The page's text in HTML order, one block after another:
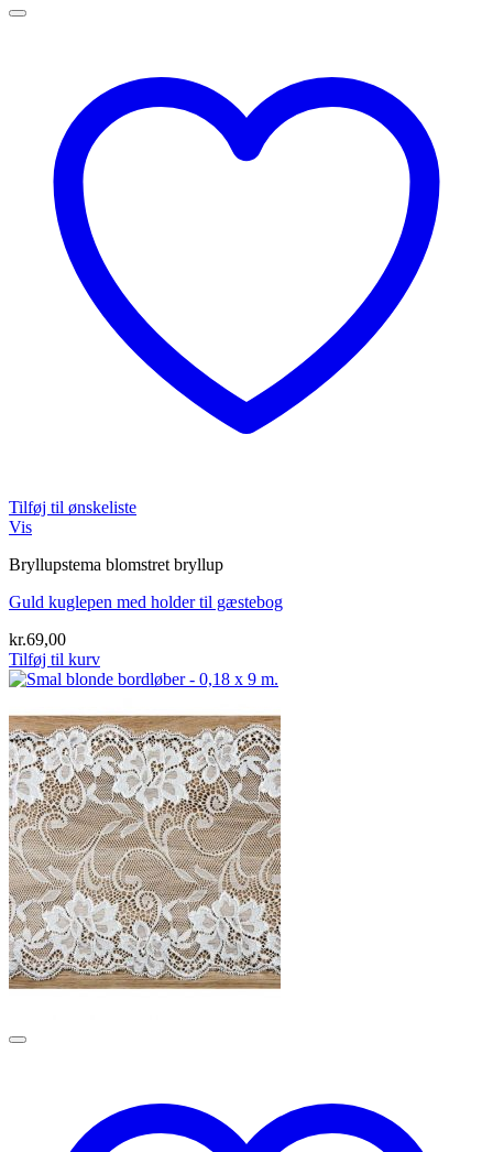
Tilføj til ønskeliste
Vis
Bryllupstema blomstret bryllup
Guld kuglepen med holder til gæstebog
kr.69,00
Tilføj til kurv